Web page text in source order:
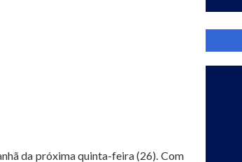
da próxima quinta-feira (26). Com